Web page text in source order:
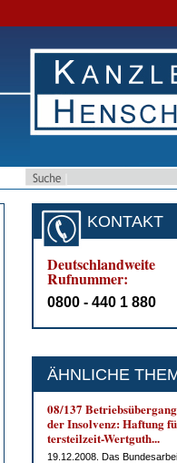
KONTAKT
Deutschlandweite
Rufnummer:
0800 - 440 1 880
ÄHNLICHE
08/137
der In­sol­venz: Haf­tung
ters­teil­zeit-Wert­guth...
19.12.2008. Das